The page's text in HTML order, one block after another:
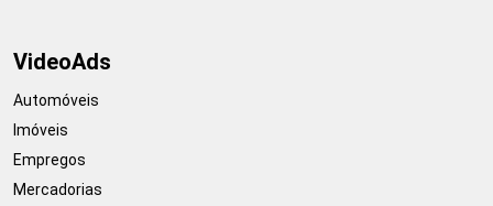
VideoAds
Automóveis
Imóveis
Empregos
Mercadorias